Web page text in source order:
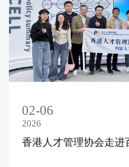
02-06
2026